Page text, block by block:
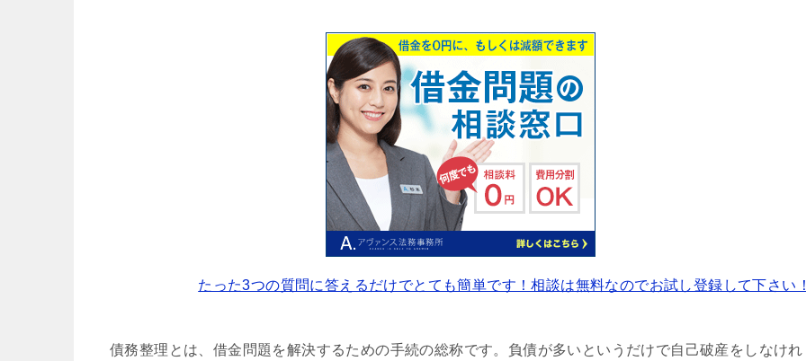
たった3つの質問に答えるだけでとても簡単です！相談は無料なのでお試し登録して下さい！
債務整理とは、借金問題を解決するための手続の総称です。負債が多いというだけで自己破産をしなけれ